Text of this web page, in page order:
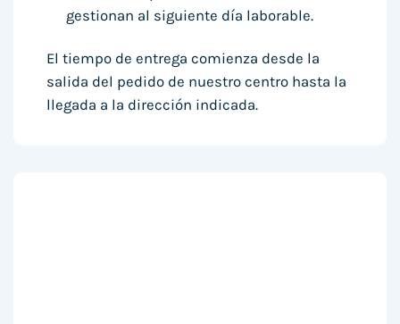
gestionan al siguiente día laborable.
El tiempo de entrega comienza desde la
salida del pedido de nuestro centro hasta la
llegada a la dirección indicada.